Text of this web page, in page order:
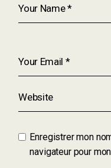
Enregistrer mon
navigateur pour